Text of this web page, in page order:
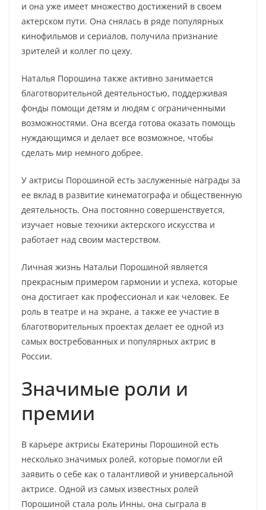
и она уже имеет множество достижений в своем
актерском пути. Она снялась в ряде популярных
кинофильмов и сериалов, получила признание
зрителей и коллег по цеху.
Наталья Порошина также активно занимается
благотворительной деятельностью, поддерживая
фонды помощи детям и людям с ограниченными
возможностями. Она всегда готова оказать помощь
нуждающимся и делает все возможное, чтобы
сделать мир немного добрее.
У актрисы Порошиной есть заслуженные награды за
ее вклад в развитие кинематографа и общественную
деятельность. Она постоянно совершенствуется,
изучает новые техники актерского искусства и
работает над своим мастерством.
Личная жизнь Натальи Порошиной является
прекрасным примером гармонии и успеха, которые
она достигает как профессионал и как человек. Ее
роль в театре и на экране, а также ее участие в
благотворительных проектах делает ее одной из
самых востребованных и популярных актрис в
России.
Значимые роли и
премии
В карьере актрисы Екатерины Порошиной есть
несколько значимых ролей, которые помогли ей
заявить о себе как о талантливой и универсальной
актрисе. Одной из самых известных ролей
Порошиной стала роль Инны, она сыграла в